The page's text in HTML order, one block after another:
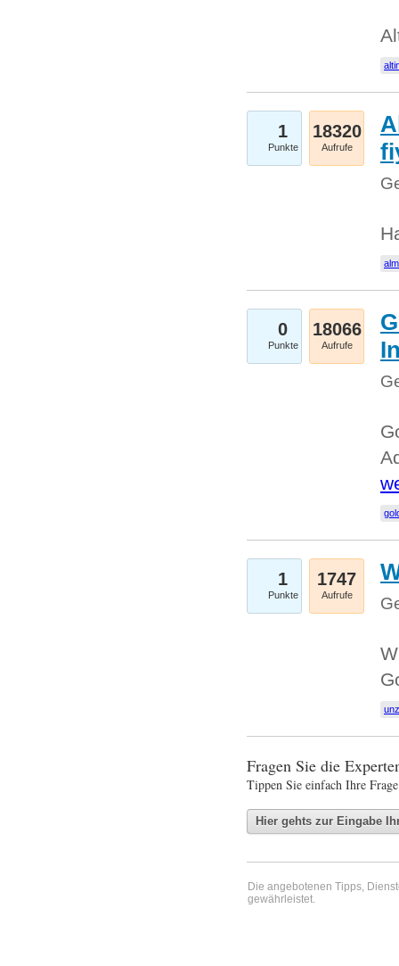
1
Punkte
18320
Aufrufe
0
Punkte
18066
Aufrufe
1
Punkte
1747
Aufrufe
Fragen Sie die
Tippen Sie einfach Ihre
Die angebotenen Tipps,
gewährleistet.